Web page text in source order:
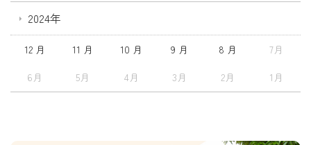
2024年
12 月 11 月 10 月 9 月 8 月 7月
6月 5月 4月 3月 2月 1月